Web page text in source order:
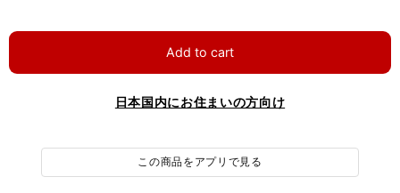
Add to cart
日本国内にお住まいの方向け
この商品をアプリで見る